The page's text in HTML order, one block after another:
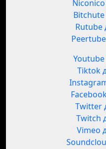
Bitchute
Rutube
Youtube
Tiktok
Twitter
Twitch
Vimeo